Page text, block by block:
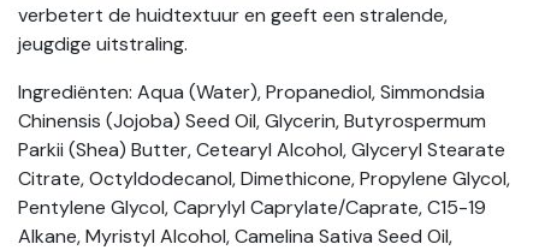
verbetert de huidtextuur en geeft een stralende,
jeugdige uitstraling.
Ingrediënten: Aqua (Water), Propanediol, Simmondsia
Chinensis (Jojoba) Seed Oil, Glycerin, Butyrospermum
Parkii (Shea) Butter, Cetearyl Alcohol, Glyceryl Stearate
Citrate, Octyldodecanol, Dimethicone, Propylene Glycol,
Pentylene Glycol, Caprylyl Caprylate/Caprate, C15-19
Alkane, Myristyl Alcohol, Camelina Sativa Seed Oil,